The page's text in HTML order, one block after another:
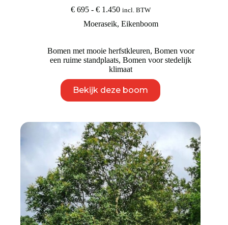
€695 - €1.450Prijsklasse:
tot
incl. BTW
Moeraseik, Eikenboom
Bomen met mooie herfstkleuren, Bomen voor
een ruime standplaats,Bomen voor stedelijk
klimaat
Bekijk deze boom
product
heeft
Deze
optie
kan
gekozen
worden
op
de
productpagina